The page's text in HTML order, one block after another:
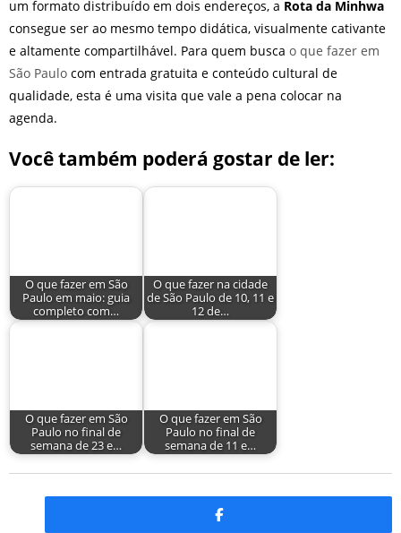
um formato distribuído em dois endereços, a Rota da Minhwa
consegue ser ao mesmo tempo didática, visualmente cativante
e altamente compartilhável. Para quem busca o que fazer em
São Paulo com entrada gratuita e conteúdo cultural de
qualidade, esta é uma visita que vale a pena colocar na
agenda.
Você também poderá gostar de ler:
O que fazer em São
Paulo em maio: guia
completo com…
O que fazer na cidade
de São Paulo de 10, 11 e
12 de…
O que fazer em São
Paulo no final de
semana de 23 e…
O que fazer em São
Paulo no final de
semana de 11 e…